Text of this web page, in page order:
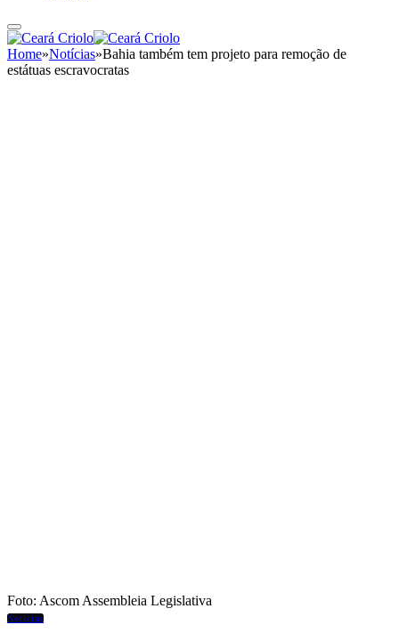
Home»Notícias»Bahia também tem projeto para remoção de
estátuas escravocratas
Foto: Ascom Assembleia Legislativa
Notícias